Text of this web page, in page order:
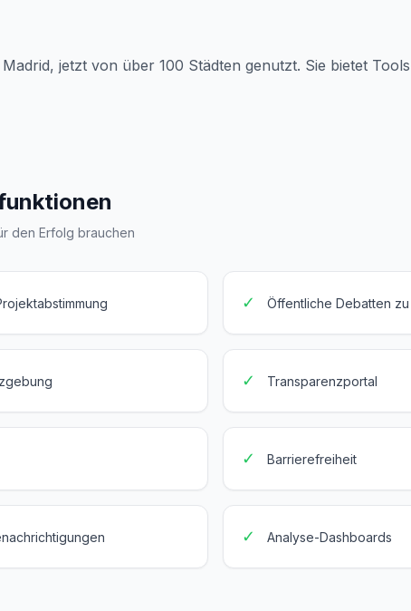
jetzt von über 100 Städten genutzt. Sie bietet
den Erfolg brauchen
✓ Öffentliche Debatten
✓ Transparenzportal
✓ Barrierefreiheit
✓ Analyse-Dashboards